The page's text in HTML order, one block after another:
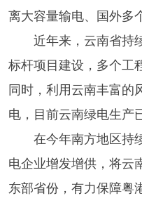
离大容量输电、国外多
近年来，云南省持
标杆项目建设，多个工
同时，利用云南丰富的
电，目前云南绿电生产
在今年南方地区持
电企业增发增供，将云
东部省份，有力保障粤